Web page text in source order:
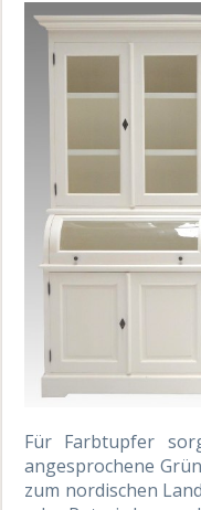
Für Farbtupfer
angesprochene
zum nordischen